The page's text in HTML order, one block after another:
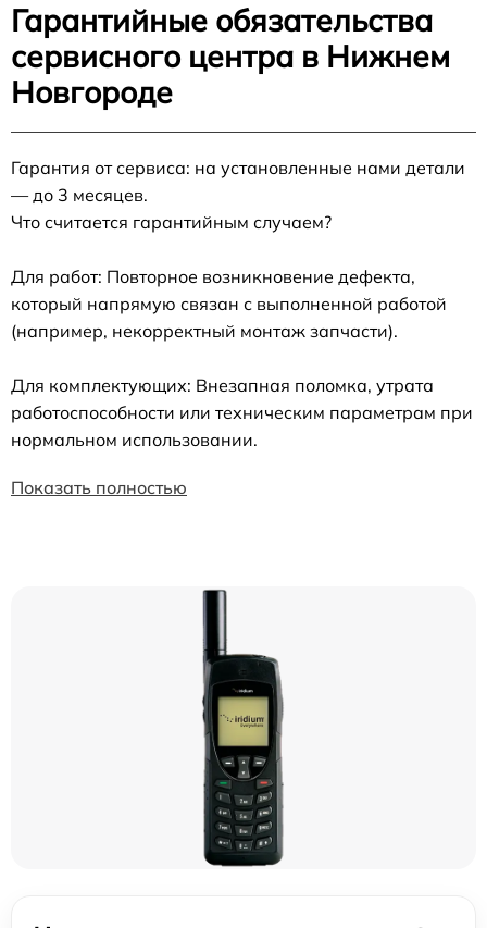
Гарантийные обязательства
сервисного центра в Нижнем
Новгороде
Гарантия от сервиса: на установленные нами детали
— до 3 месяцев.
Что считается гарантийным случаем?
Для работ: Повторное возникновение дефекта,
который напрямую связан с выполненной работой
(например, некорректный монтаж запчасти).
Для комплектующих: Внезапная поломка, утрата
работоспособности или техническим параметрам при
нормальном использовании.
Показать полностью